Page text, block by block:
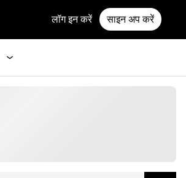
लॉग इन करें साइन अप करें